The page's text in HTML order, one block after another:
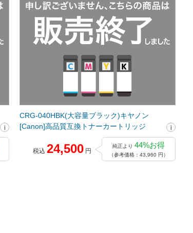
CRG-040HBK(大容量ブラック)キヤノン
[Canon]高品質互換トナーカートリッジ
税込 24,500 円
純正より 44%お得
（参考価格：43,960 円）